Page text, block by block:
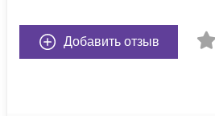
Добавить отзыв